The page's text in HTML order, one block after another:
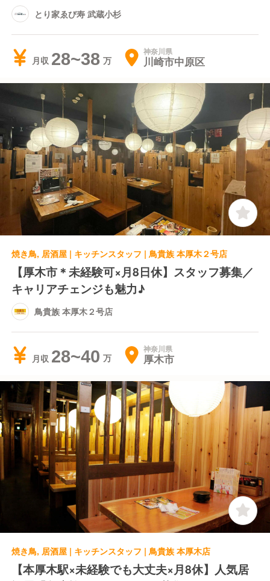
とり家ゑび寿 武蔵小杉
月収 28~38 神奈川県
川崎市中原区
焼き鳥, 居酒屋 | キッチンスタッフ | 鳥貴族 本厚木２号店
【厚木市＊未経験可×月8日休】スタッフ募集／
キャリアチェンジも魅力♪
鳥貴族 本厚木２号店
月収 28~40 神奈川県
厚木市
焼き鳥, 居酒屋 | キッチンスタッフ | 鳥貴族 本厚木店
【本厚木駅×未経験でも大丈夫×月8休】人気居